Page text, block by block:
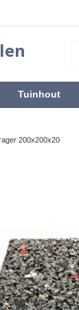
Tuinhout
200x200x20